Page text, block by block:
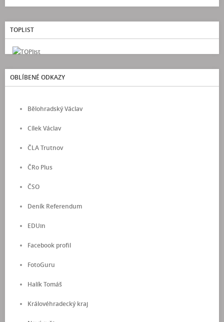
TOPLIST
OBLÍBENÉ ODKAZY
Bělohradský Václav
Cílek Václav
ČLA Trutnov
ČRo Plus
ČSO
Deník Referendum
EDUin
Facebook profil
FotoGuru
Halík Tomáš
Královéhradecký kraj